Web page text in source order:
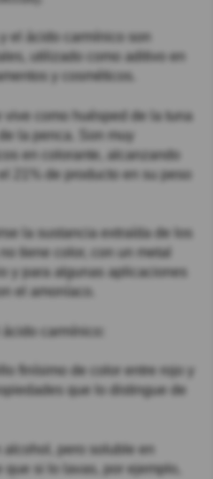
el ácido carmínico son
utilizado como aditivo en
y cosméticos.
vive como huésped de la tuna
la penca. Son muy
en colorante, alcanzando
21% de producto en su peso
la sustancia extraída de los
tiene color, con un metal
y para algunas aplicaciones
el amoníaco.
carmínico:
finísimo de color entre rojo y
que lo distingue de
alcohol, pero soluble en
si lo lavas, por ejemplo,